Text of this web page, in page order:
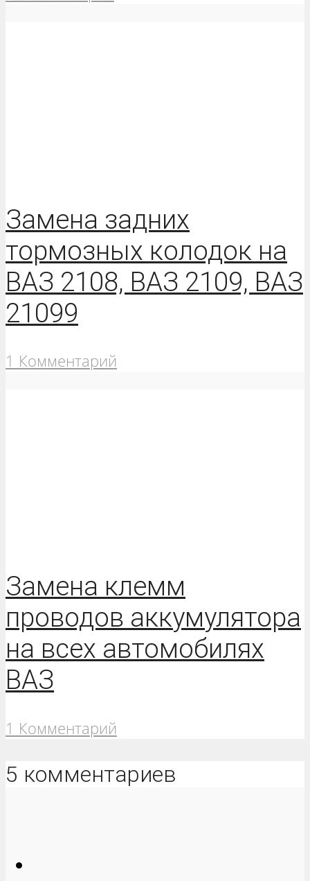
Замена задних
тормозных колодок на
ВАЗ 2108, ВАЗ 2109, ВАЗ
21099
1 Комментарий
Замена клемм
проводов аккумулятора
на всех автомобилях
ВАЗ
1 Комментарий
5 комментариев